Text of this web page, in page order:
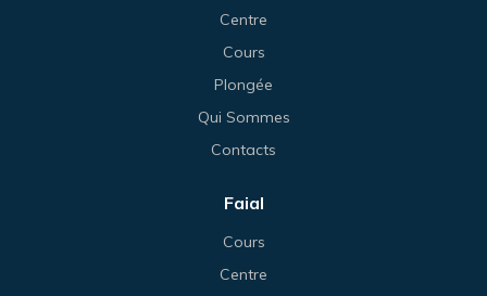
Centre
Cours
Plongée
Qui Sommes
Contacts
Faial
Cours
Centre